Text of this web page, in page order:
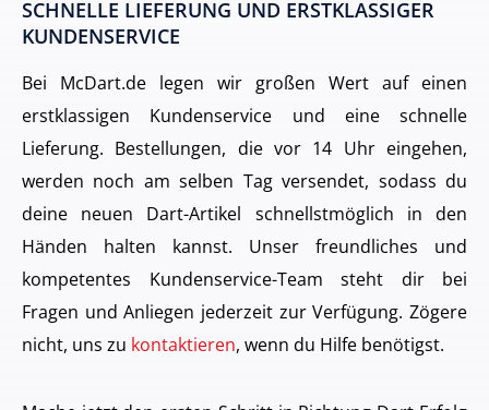
SCHNELLE LIEFERUNG UND ERSTKLASSIGER
KUNDENSERVICE
Bei McDart.de legen wir großen Wert auf einen
erstklassigen Kundenservice und eine schnelle
Lieferung. Bestellungen, die vor 14 Uhr eingehen,
werden noch am selben Tag versendet, sodass du
deine neuen Dart-Artikel schnellstmöglich in den
Händen halten kannst. Unser freundliches und
kompetentes Kundenservice-Team steht dir bei
Fragen und Anliegen jederzeit zur Verfügung. Zögere
nicht, uns zu kontaktieren, wenn du Hilfe benötigst.